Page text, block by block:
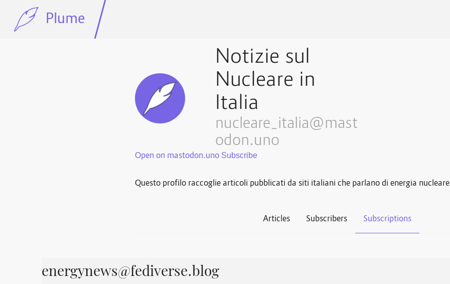
Plume
Notizie sul
Nucleare in
Italia
nucleare_italia@mast
odon.uno
Open on mastodon.uno
Questo profilo raccoglie articoli pubblicati da siti italiani che parlano di energia nucleare
Articles Subscribers Subscriptions
energynews@fediverse.blog